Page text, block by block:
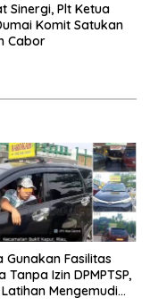
Sinergi, Plt Ketua
Komit Satukan
Cabor
Gunakan Fasilitas
Tanpa Izin DPMPTSP,
Mengemudi